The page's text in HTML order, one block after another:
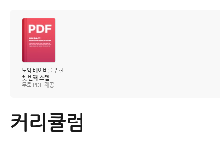
토익 베이비를 위한
첫 번째 스텝
무료 PDF 제공
커리큘럼